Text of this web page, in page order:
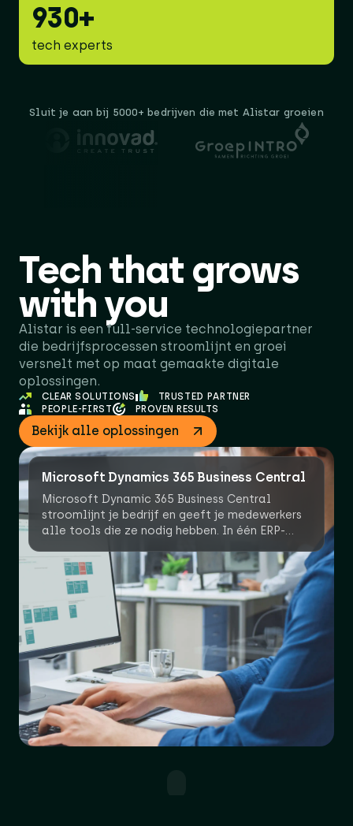
930+
tech experts
Sluit je aan bij 5000+ bedrijven die met Alistar groeien
Tech that grows
with you
Alistar is een full-service technologiepartner
die bedrijfsprocessen stroomlijnt en groei
versnelt met op maat gemaakte digitale
oplossingen.
CLEAR SOLUTIONS
TRUSTED PARTNER
PEOPLE-FIRST
PROVEN RESULTS
Bekijk alle oplossingen
Microsoft Dynamics 365 Business Central
Microsoft Dynamic 365 Business Central
stroomlijnt je bedrijf en geeft je medewerkers
alle tools die ze nodig hebben. In één ERP-